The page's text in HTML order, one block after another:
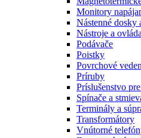
Monitory
Nástenné dosky
Nástroje a
Podávače
Poistky
Povrchové
Príruby
Príslušenstvo
Spínače a
Terminály a
Transformátory
Vnútorné